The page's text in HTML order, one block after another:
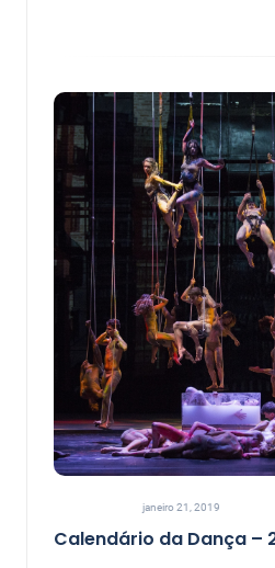
janeiro 21, 2019
Calendário da Dança –